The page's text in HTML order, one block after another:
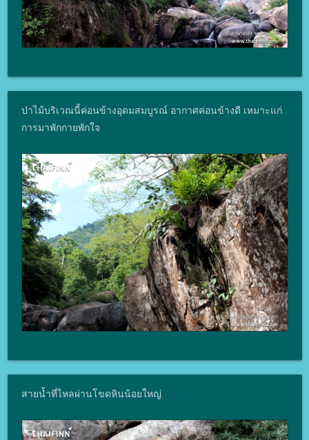
ป่าไม้บริเวณนี้ค่อนข้างอุดมสมบูรณ์ อากาศค่อนข้างดี เหมาะแก่
การมาพักกายพักใจ
สายน้ำที่ไหลผ่านโขดหินน้อยใหญ่